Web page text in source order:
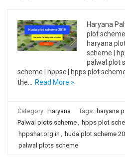
Haryana
plot
haryana
scheme |
palwal plot
scheme | hppsc | hpps plot
the…
Read More »
Category: Haryana Tags: haryana
Palwal plots scheme, hpps plot
hppshar.org.in , huda plot scheme
palwal plots scheme